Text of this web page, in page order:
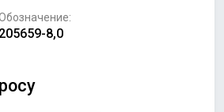
205659-8,0